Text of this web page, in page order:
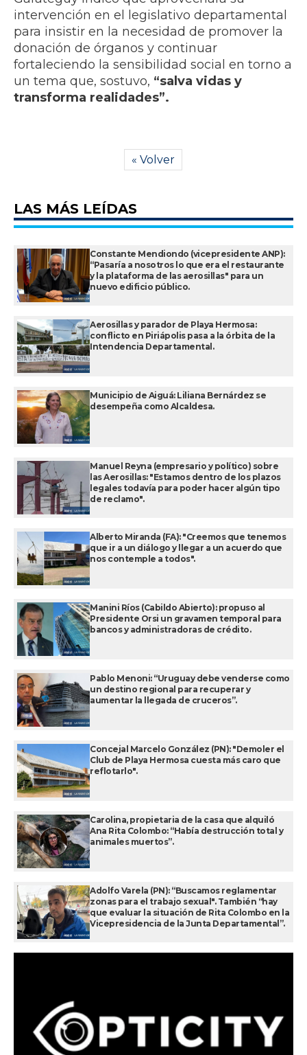
intervención en el legislativo departamental
para insistir en la necesidad de promover la
donación de órganos y continuar
fortaleciendo la sensibilidad social en torno a
un tema que, sostuvo, “salva vidas y
transforma realidades”.
« Volver
LAS MÁS LEÍDAS
Constante Mendiondo (vicepresidente ANP):
“Pasaría a nosotros lo que era el restaurante
y la plataforma de las aerosillas" para un
nuevo edificio público.
Aerosillas y parador de Playa Hermosa:
conflicto en Piriápolis pasa a la órbita de la
Intendencia Departamental.
Municipio de Aiguá: Liliana Bernárdez se
desempeña como Alcaldesa.
Manuel Reyna (empresario y político) sobre
las Aerosillas: "Estamos dentro de los plazos
legales todavía para poder hacer algún tipo
de reclamo".
Alberto Miranda (FA): "Creemos que tenemos
que ir a un diálogo y llegar a un acuerdo que
nos contemple a todos".
Manini Ríos (Cabildo Abierto): propuso al
Presidente Orsi un gravamen temporal para
bancos y administradoras de crédito.
Pablo Menoni: “Uruguay debe venderse como
un destino regional para recuperar y
aumentar la llegada de cruceros”.
Concejal Marcelo González (PN): "Demoler el
Club de Playa Hermosa cuesta más caro que
reflotarlo".
Carolina, propietaria de la casa que alquiló
Ana Rita Colombo: “Había destrucción total y
animales muertos”.
Adolfo Varela (PN): “Buscamos reglamentar
zonas para el trabajo sexual". También “hay
que evaluar la situación de Rita Colombo en la
Vicepresidencia de la Junta Departamental”.